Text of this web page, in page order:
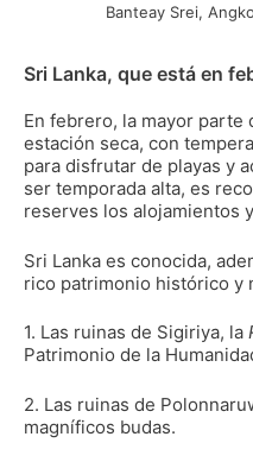
Banteay Srei,
Sri Lanka, que está en
En febrero, la mayor parte
estación seca, con
para disfrutar de playas y
ser temporada alta, es
reserves los alojamientos
Sri Lanka es conocida,
rico patrimonio histórico y
1. Las ruinas de Sigiriya, la
Patrimonio de la
2. Las ruinas de
magníficos budas.